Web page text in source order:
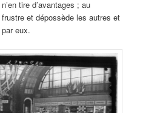
tire d’avantages ; au
et dépossède les autres et
eux.